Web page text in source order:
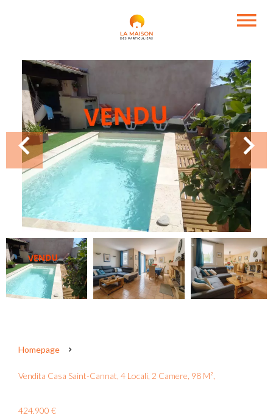
Homepage
Vendita Casa Saint-Cannat, 4 Locali, 2 Camere, 98 M²,
424.900 €